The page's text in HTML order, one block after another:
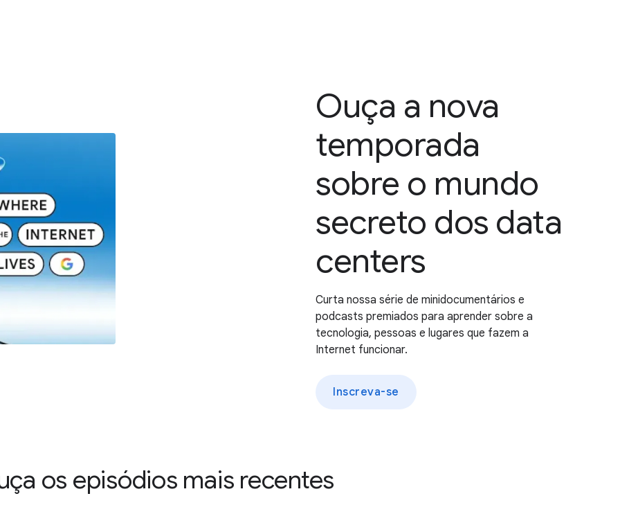
Ouça a nova
temporada
sobre o mundo
secreto dos data
centers
Curta nossa série de minidocumentários e
podcasts premiados para aprender sobre a
tecnologia, pessoas e lugares que fazem a
Internet funcionar.
Inscreva-se
os episódios mais recentes